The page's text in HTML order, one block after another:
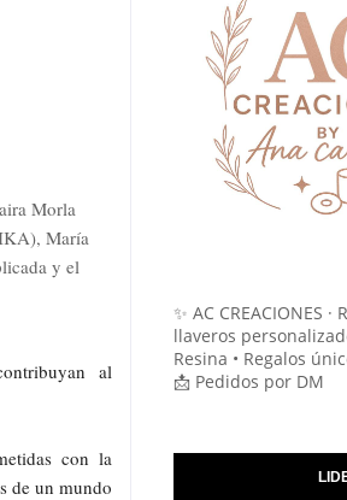
Morla
María
y el
al
con la
de un mundo
✨ AC CREACIONES
llaveros
Resina • Regalos
📩 Pedidos por DM